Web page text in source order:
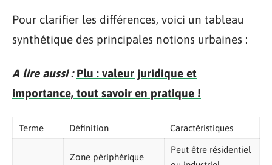
Pour clarifier les différences, voici un tableau
synthétique des principales notions urbaines :
A lire aussi : Plu : valeur juridique et
importance, tout savoir en pratique !
Terme Définition Caractéristiques
Zone périphérique
Peut être résidentiel